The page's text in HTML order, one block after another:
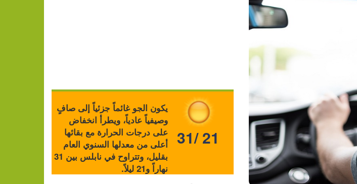
يكون الجو غائماً جزئياً إلى صافٍ
وصيفياً عادياً، ويطرأ انخفاض
على درجات الحرارة مع بقائها
أعلى من معدلها السنوي العام
بقليل، وتتراوح في نابلس بين 31
نهاراً و21 ليلاً.
31/ 21